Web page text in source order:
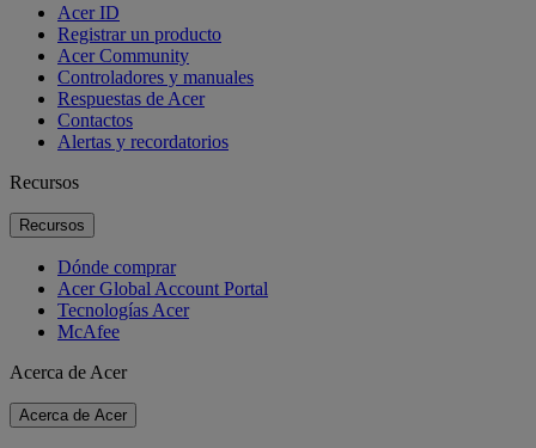
Acer ID
Registrar un producto
Acer Community
Controladores y manuales
Respuestas de Acer
Contactos
Alertas y recordatorios
Recursos
Recursos
Dónde comprar
Acer Global Account Portal
Tecnologías Acer
McAfee
Acerca de Acer
Acerca de Acer